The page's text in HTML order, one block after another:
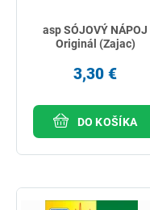
asp SÓJOVÝ NÁPOJ
Originál (Zajac)
3,30 €
DO KOŠÍKA